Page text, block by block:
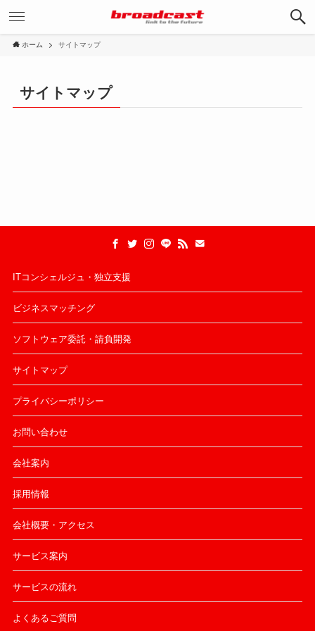
ホーム サイトマップ
サイトマップ
ITコンシェルジュ・独立支援
ビジネスマッチング
ソフトウェア委託・請負開発
サイトマップ
プライバシーポリシー
お問い合わせ
会社案内
採用情報
会社概要・アクセス
サービス案内
サービスの流れ
よくあるご質問